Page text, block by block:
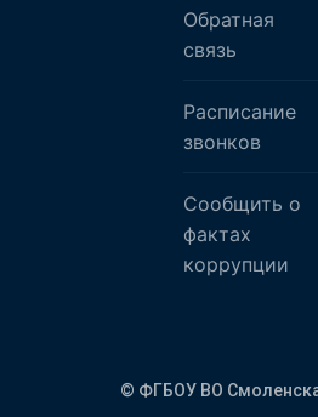
Обратная
связь
Расписание
звонков
Сообщить о
фактах
коррупции
© ФГБОУ ВО